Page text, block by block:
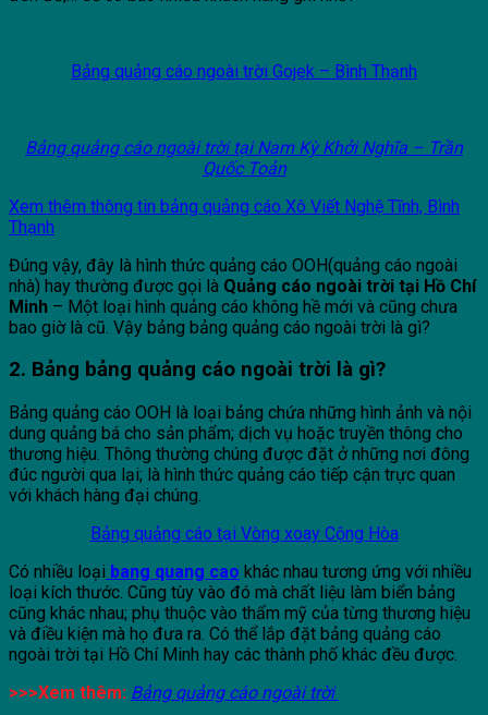
Bảng quảng cáo ngoài trời Gojek – Bình Thạnh
Bảng quảng cáo ngoài trời tại Nam Kỳ Khởi Nghĩa – Trần
Quốc Toản
Xem thêm thông tin bảng quảng cáo Xô Viết Nghệ Tĩnh, Bình
Thạnh
Đúng vậy, đây là hình thức quảng cáo OOH(quảng cáo ngoài
nhà) hay thường được gọi là Quảng cáo ngoài trời tại Hồ Chí
Minh – Một loại hình quảng cáo không hề mới và cũng chưa
bao giờ là cũ. Vậy bảng bảng quảng cáo ngoài trời là gì?
2. Bảng bảng quảng cáo ngoài trời là gì?
Bảng quảng cáo OOH là loại bảng chứa những hình ảnh và nội
dung quảng bá cho sản phẩm; dịch vụ hoặc truyền thông cho
thương hiệu. Thông thường chúng được đặt ở những nơi đông
đúc người qua lại; là hình thức quảng cáo tiếp cận trực quan
với khách hàng đại chúng.
Bảng quảng cáo tại Vòng xoay Cộng Hòa
Có nhiều loại bang quang cao khác nhau tương ứng với nhiều
loại kích thước. Cũng tùy vào đó mà chất liệu làm biển bảng
cũng khác nhau; phụ thuộc vào thẩm mỹ của từng thương hiệu
và điều kiện mà họ đưa ra. Có thể lắp đặt bảng quảng cáo
ngoài trời tại Hồ Chí Minh hay các thành phố khác đều được.
>>>Xem thêm: Bảng quảng cáo ngoài trời